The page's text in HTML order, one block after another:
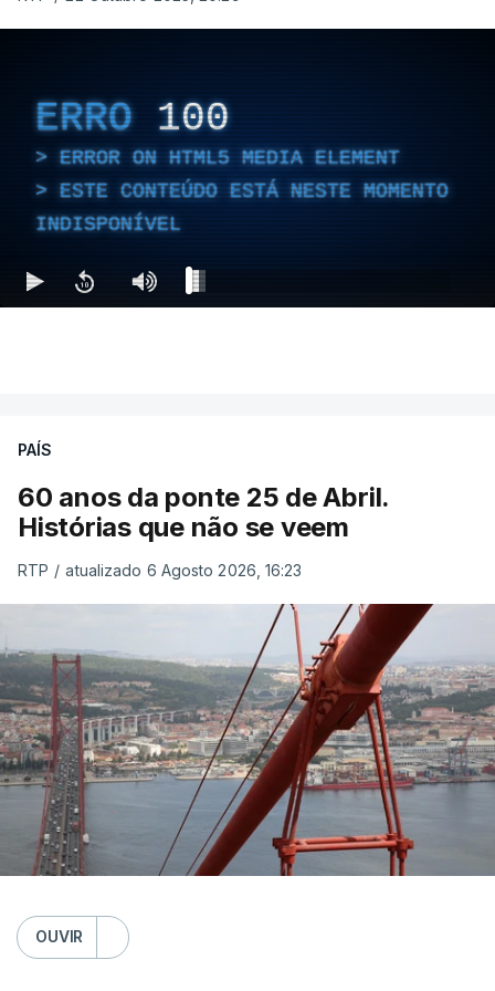
ERRO 100
ERROR ON HTML5 MEDIA ELEMENT
ESTE CONTEÚDO ESTÁ NESTE MOMENTO
INDISPONÍVEL
PAÍS
60 anos da ponte 25 de Abril.
Histórias que não se veem
RTP / atualizado 6 Agosto 2026, 16:23
OUVIR